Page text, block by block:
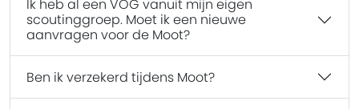
Ik heb al een VOG vanuit mijn eigen
scoutinggroep. Moet ik een nieuwe
aanvragen voor de Moot?
Ben ik verzekerd tijdens Moot?